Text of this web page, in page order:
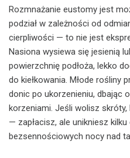
Rozmnażanie eustomy jest
podział w zależności od
cierpliwości — to nie jest
Nasiona wysiewa się jesienią
powierzchnię podłoża, lekko
do kiełkowania. Młode rośliny
donic po ukorzenieniu, dbając
korzeniami. Jeśli wolisz
— zapłacisz, ale unikniesz
bezsennościowych nocy nad